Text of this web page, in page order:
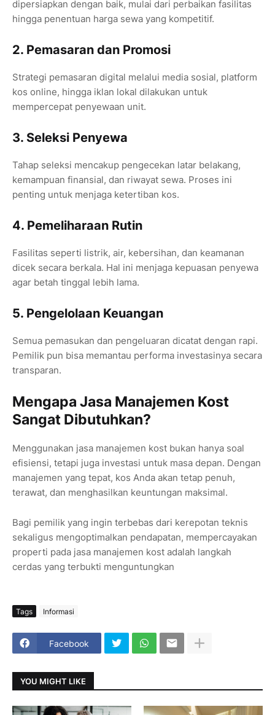
dipersiapkan dengan baik, mulai dari perbaikan fasilitas
hingga penentuan harga sewa yang kompetitif.
2. Pemasaran dan Promosi
Strategi pemasaran digital melalui media sosial, platform
kos online, hingga iklan lokal dilakukan untuk
mempercepat penyewaan unit.
3. Seleksi Penyewa
Tahap seleksi mencakup pengecekan latar belakang,
kemampuan finansial, dan riwayat sewa. Proses ini
penting untuk menjaga ketertiban kos.
4. Pemeliharaan Rutin
Fasilitas seperti listrik, air, kebersihan, dan keamanan
dicek secara berkala. Hal ini menjaga kepuasan penyewa
agar betah tinggal lebih lama.
5. Pengelolaan Keuangan
Semua pemasukan dan pengeluaran dicatat dengan rapi.
Pemilik pun bisa memantau performa investasinya secara
transparan.
Mengapa Jasa Manajemen Kost
Sangat Dibutuhkan?
Menggunakan jasa manajemen kost bukan hanya soal
efisiensi, tetapi juga investasi untuk masa depan. Dengan
manajemen yang tepat, kos Anda akan tetap penuh,
terawat, dan menghasilkan keuntungan maksimal.
Bagi pemilik yang ingin terbebas dari kerepotan teknis
sekaligus mengoptimalkan pendapatan, mempercayakan
properti pada jasa manajemen kost adalah langkah
cerdas yang terbukti menguntungkan
Tags Informasi
Facebook
YOU MIGHT LIKE